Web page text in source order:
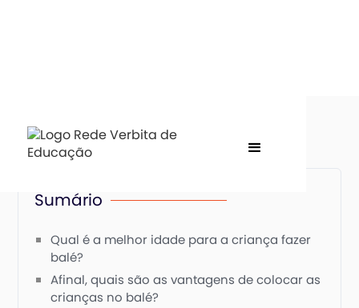
Sumário
Qual é a melhor idade para a criança fazer
balé?
Afinal, quais são as vantagens de colocar as
crianças no balé?